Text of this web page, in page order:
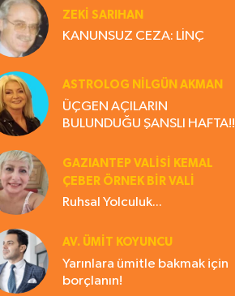
ZEKI SARIHAN
KANUNSUZ CEZA: LİNÇ
ASTROLOG NILGÜN AKMAN
ÜÇGEN AÇILARIN
BULUNDUĞU ŞANSLI HAFTA!!
GAZIANTEP VALISI KEMAL
ÇEBER ÖRNEK BİR VALİ
Ruhsal Yolculuk...
AV. ÜMIT KOYUNCU
Yarınlara ümitle bakmak için
borçlanın!